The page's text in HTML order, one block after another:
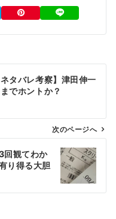
タバレ考察】津田伸一
でホントか？
次のページへ
回観てわか
り得る大胆